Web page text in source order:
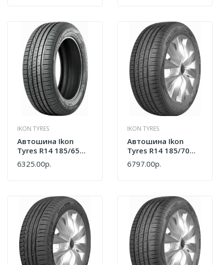
IKON TYRES
Автошина Ikon
Tyres R14 185/65
Autograph Eco 3
86H Лето T731446
6325.00р.
IKON TYRES
Автошина Ikon
Tyres R14 185/70
Autograph Eco 3 88T
Лето T731449
6797.00р.